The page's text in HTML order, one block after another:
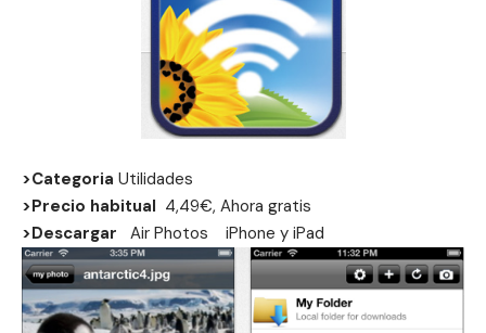
>Categoria Utilidades
>Precio habitual 4,49€, Ahora gratis
>Descargar
Air Photos iPhone y iPad